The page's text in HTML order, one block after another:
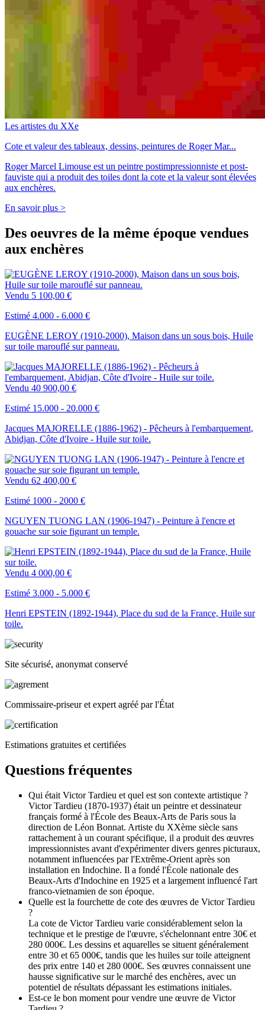
Les artistes du XXe
Cote et valeur des tableaux, dessins, peintures de Roger Mar...
Roger Marcel Limouse est un peintre postimpressionniste et post-
fauviste qui a produit des toiles dont la cote et la valeur sont élevées
aux enchères.
En savoir plus >
Des oeuvres de la même époque vendues
aux enchères
Vendu 5 100,00 €
Estimé 4.000 - 6.000 €
EUGÈNE LEROY (1910-2000), Maison dans un sous bois, Huile
sur toile marouflé sur panneau.
Vendu 40 900,00 €
Estimé 15.000 - 20.000 €
Jacques MAJORELLE (1886-1962) - Pêcheurs à l'embarquement,
Abidjan, Côte d'Ivoire - Huile sur toile.
Vendu 62 400,00 €
Estimé 1000 - 2000 €
NGUYEN TUONG LAN (1906-1947) - Peinture à l'encre et
gouache sur soie figurant un temple.
Vendu 4 000,00 €
Estimé 3.000 - 5.000 €
Henri EPSTEIN (1892-1944), Place du sud de la France, Huile sur
toile.
Site sécurisé, anonymat conservé
Commissaire-priseur et expert agréé par l'État
Estimations gratuites et certifiées
Questions fréquentes
Qui était Victor Tardieu et quel est son contexte artistique ?
Victor Tardieu (1870-1937) était un peintre et dessinateur
français formé à l'École des Beaux-Arts de Paris sous la
direction de Léon Bonnat. Artiste du XXème siècle sans
rattachement à un courant spécifique, il a produit des œuvres
impressionnistes avant d'expérimenter divers genres picturaux,
notamment influencées par l'Extrême-Orient après son
installation en Indochine. Il a fondé l'École nationale des
Beaux-Arts d'Indochine en 1925 et a largement influencé l'art
franco-vietnamien de son époque.
Quelle est la fourchette de cote des œuvres de Victor Tardieu
?
La cote de Victor Tardieu varie considérablement selon la
technique et le prestige de l'œuvre, s'échelonnant entre 30€ et
280 000€. Les dessins et aquarelles se situent généralement
entre 30 et 65 000€, tandis que les huiles sur toile atteignent
des prix entre 140 et 280 000€. Ses œuvres connaissent une
hausse significative sur le marché des enchères, avec un
potentiel de résultats dépassant les estimations initiales.
Est-ce le bon moment pour vendre une œuvre de Victor